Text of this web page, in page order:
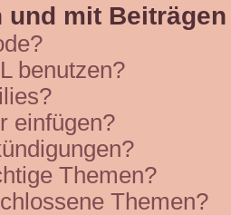
und mit
benutzen?
einfügen?
Themen?
Themen?